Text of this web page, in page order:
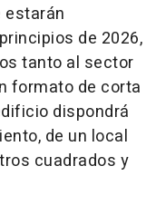
de 2026,
tanto al sector
formato de corta
dispondrá
de un local
cuadrados y